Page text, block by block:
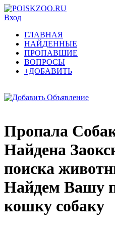
Вход
ГЛАВНАЯ
НАЙДЕННЫЕ
ПРОПАВШИЕ
ВОПРОСЫ
+ДОБАВИТЬ
Пропала
Найдена
поиска
Найдем Вашу
кошку собаку